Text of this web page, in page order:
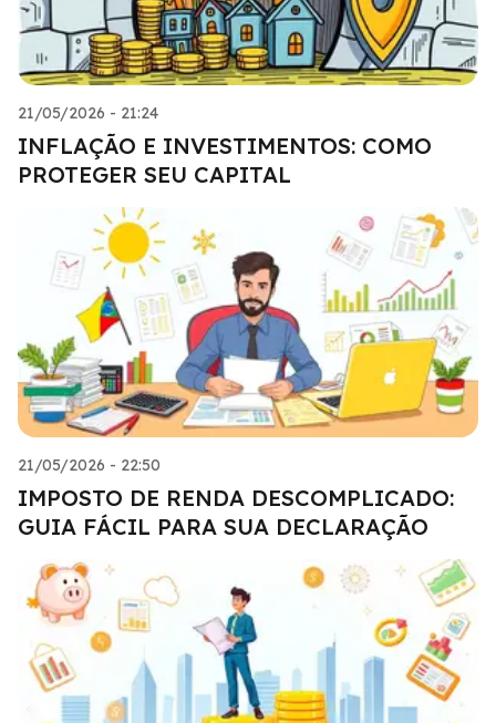
21/05/2026 - 21:24
INFLAÇÃO E INVESTIMENTOS: COMO
PROTEGER SEU CAPITAL
21/05/2026 - 22:50
IMPOSTO DE RENDA DESCOMPLICADO:
GUIA FÁCIL PARA SUA DECLARAÇÃO